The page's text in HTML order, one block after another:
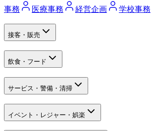
事務
医療事務 経営企画 学校事務
接客・販売
飲食・フード
サービス・警備・清掃
イベント・レジャー・娯楽